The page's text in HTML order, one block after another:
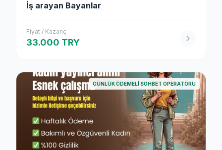
İş arayan Bayanlar
Fiyat / Kazanç
33.000 TRY
GÜNLÜK ÖDEMELI SOHBET OPERATÖRÜ